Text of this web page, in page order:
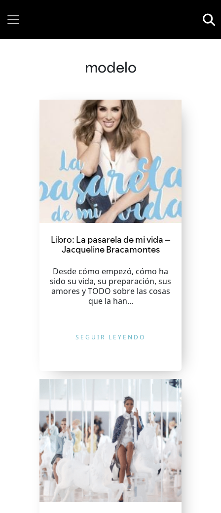
modelo
Libro: La pasarela de mi vida –
Jacqueline Bracamontes
Desde cómo empezó, cómo ha
sido su vida, su preparación, sus
amores y TODO sobre las cosas
que la han...
SEGUIR LEYENDO